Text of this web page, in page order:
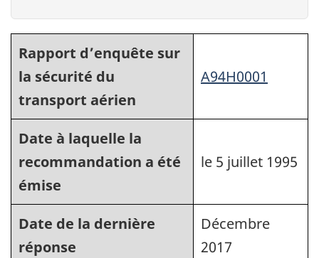
Rapport d’enquête sur
la sécurité du
transport aérien
A94H0001
Date à laquelle la
recommandation a été
émise
le 5 juillet 1995
Date de la dernière
réponse
Décembre
2017